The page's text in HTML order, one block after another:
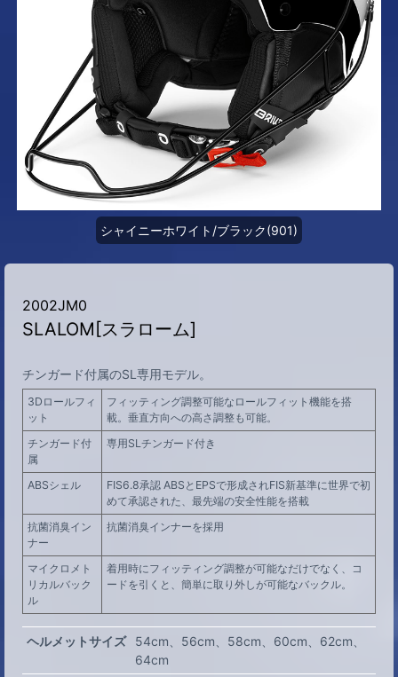
シャイニーホワイト/ブラック(901)
2002JM0
SLALOM[スラローム]
チンガード付属のSL専用モデル。
3Dロールフィ
ット
フィッティング調整可能なロールフィット機能を搭
載。垂直方向への高さ調整も可能。
チンガード付
属
専用SLチンガード付き
ABSシェル
FIS6.8承認 ABSとEPSで形成されFIS新基準に世界で初
めて承認された、最先端の安全性能を搭載
抗菌消臭イン
ナー
抗菌消臭インナーを採用
マイクロメト
リカルバック
ル
着用時にフィッティング調整が可能なだけでなく、コ
ードを引くと、簡単に取り外しが可能なバックル。
ヘルメットサイズ 54cm 56cm 58cm 60cm
62cm
64cm